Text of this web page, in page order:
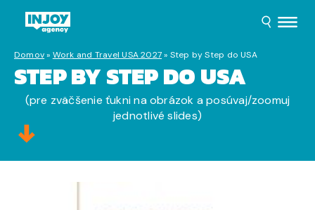
Domov» Work and Travel USA 2027» Step by Step do USA
STEP BY STEP DO USA
(pre zväčšenie ťukni na obrázok a posúvaj/zoomuj
jednotlivé slides)